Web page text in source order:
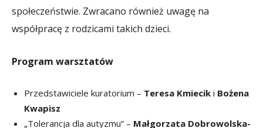
społeczeństwie. Zwracano również uwagę na
współpracę z rodzicami takich dzieci.
Program warsztatów
Przedstawiciele kuratorium – Teresa Kmiecik i Bożena
Kwapisz
„Tolerancja dla autyzmu” – Małgorzata Dobrowolska-